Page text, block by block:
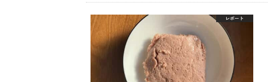
レポート